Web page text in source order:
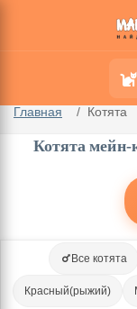
Главная Котята
Котята
Все котята
Красный(рыжий)